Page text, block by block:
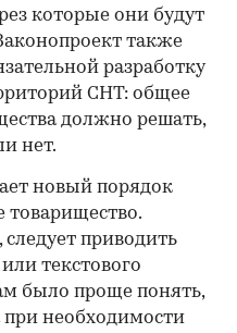
которые они будут
также
разработку
СНТ: общее
должно решать,
нет.
новый порядок
товарищество.
следует приводить
текстового
было проще понять,
при необходимости